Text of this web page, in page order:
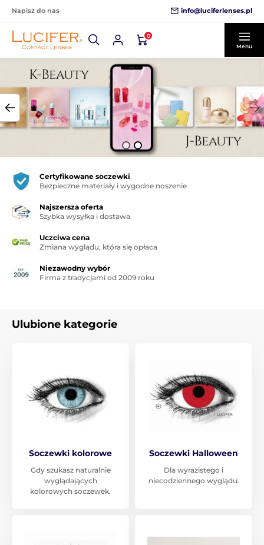
Napisz do nas info@luciferlenses.pl
0
Menu
Certyfikowane soczewki
Bezpieczne materiały i wygodne noszenie
Najszersza oferta
Szybka wysyłka i dostawa
Uczciwa cena
Zmiana wyglądu, która się opłaca
Niezawodny wybór
Firma z tradycjami od 2009 roku
Ulubione kategorie
Soczewki kolorowe
Gdy szukasz naturalnie
wyglądających
kolorowych soczewek.
Soczewki Halloween
Dla wyrazistego i
niecodziennego wyglądu.